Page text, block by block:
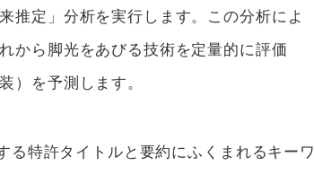
推定」分析を実行します。この分析によ
から脚光をあびる技術を定量的に評価
）を予測します。
る特許タイトルと要約にふくまれるキーワ